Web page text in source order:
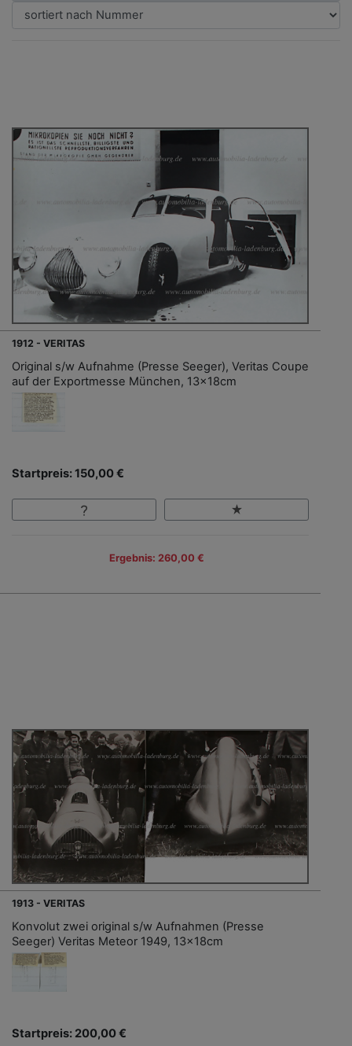
1912 - VERITAS
Original s/w Aufnahme (Presse Seeger), Veritas Coupe
auf der Exportmesse München, 13x18cm
Startpreis: 150,00 €
Ergebnis: 260,00 €
1913 - VERITAS
Konvolut zwei original s/w Aufnahmen (Presse
Seeger) Veritas Meteor 1949, 13x18cm
Startpreis: 200,00 €